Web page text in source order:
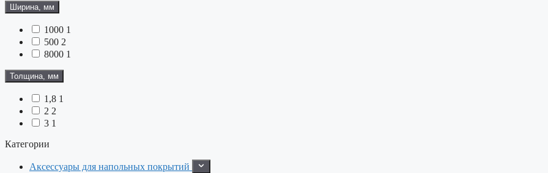
Ширина, мм
1000 1
500 2
8000 1
Толщина, мм
1,8 1
2 2
3 1
Категории
Аксессуары для напольных покрытий